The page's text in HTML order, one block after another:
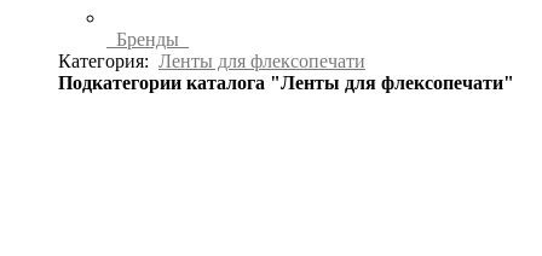
Бренды
Категория: Ленты для флексопечати
Подкатегории каталога "Ленты для флексопечати"